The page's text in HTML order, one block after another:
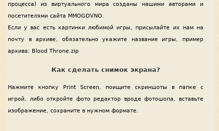
процесса) из виртуального мира созданы нашими авторами и
посетителями сайта MMOGOVNO.
Если у вас есть картинки любимой игры, присылайте их нам на
почту в архиве, обязательно укажите название игры, пример
архива: Blood Throne.zip
Как сделать снимок экрана?
Нажмите кнопку Print Screen, поищите скриншоты в папке с
игрой, либо откройте фото редактор вроде фотошопа, вставьте
изображение, сохраните в нужном формате.